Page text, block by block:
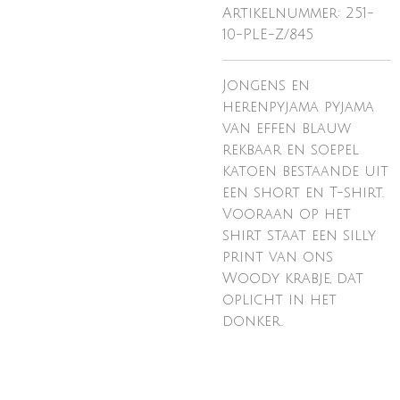
Artikelnummer: 251-
10-PLE-Z/845
Jongens en
herenpyjama pyjama
van effen blauw
rekbaar en soepel
katoen bestaande uit
een short en T-shirt.
Vooraan op het
shirt staat een silly
print van ons
Woody krabje, dat
oplicht in het
donker.